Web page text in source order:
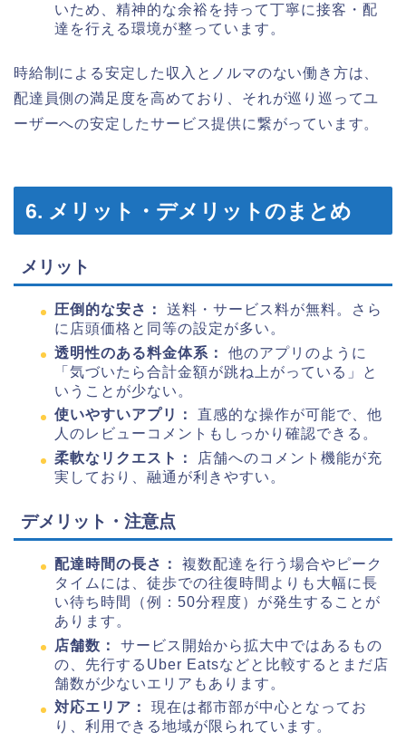
いため、精神的な余裕を持って丁寧に接客・配
達を行える環境が整っています。
時給制による安定した収入とノルマのない働き方は、
配達員側の満足度を高めており、それが巡り巡ってユ
ーザーへの安定したサービス提供に繋がっています。
6. メリット・デメリットのまとめ
メリット
圧倒的な安さ：
送料・サービス料が無料。さら
に店頭価格と同等の設定が多い。
透明性のある料金体系：
他のアプリのように
「気づいたら合計金額が跳ね上がっている」と
いうことが少ない。
使いやすいアプリ：
直感的な操作が可能で、他
人のレビューコメントもしっかり確認できる。
柔軟なリクエスト：
店舗へのコメント機能が充
実しており、融通が利きやすい。
デメリット・注意点
配達時間の長さ：
複数配達を行う場合やピーク
タイムには、徒歩での往復時間よりも大幅に長
い待ち時間（例：50分程度）が発生することが
あります。
店舗数：
サービス開始から拡大中ではあるもの
の、先行するUber Eatsなどと比較するとまだ店
舗数が少ないエリアもあります。
対応エリア：
現在は都市部が中心となってお
り、利用できる地域が限られています。